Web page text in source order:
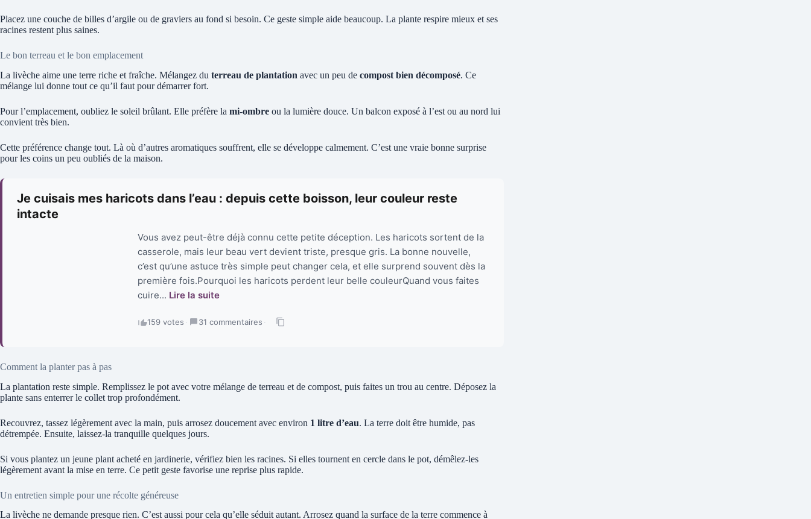
Placez une couche de billes d’argile ou de graviers au fond si besoin. Ce geste simple aide beaucoup. La plante respire mieux et ses
racines restent plus saines.
Le bon terreau et le bon emplacement
La livèche aime une terre riche et fraîche. Mélangez du terreau de plantation avec un peu de compost bien décomposé. Ce
mélange lui donne tout ce qu’il faut pour démarrer fort.
Pour l’emplacement, oubliez le soleil brûlant. Elle préfère la mi-ombre ou la lumière douce. Un balcon exposé à l’est ou au nord lui
convient très bien.
Cette préférence change tout. Là où d’autres aromatiques souffrent, elle se développe calmement. C’est une vraie bonne surprise
pour les coins un peu oubliés de la maison.
Je cuisais mes haricots dans l’eau : depuis cette boisson, leur couleur reste
intacte
Vous avez peut-être déjà connu cette petite déception. Les haricots sortent de la
casserole, mais leur beau vert devient triste, presque gris. La bonne nouvelle,
c’est qu’une astuce très simple peut changer cela, et elle surprend souvent dès la
première fois.Pourquoi les haricots perdent leur belle couleurQuand vous faites
cuire... Lire la suite
159 votes · 31 commentaires ·
Comment la planter pas à pas
La plantation reste simple. Remplissez le pot avec votre mélange de terreau et de compost, puis faites un trou au centre. Déposez la
plante sans enterrer le collet trop profondément.
Recouvrez, tassez légèrement avec la main, puis arrosez doucement avec environ 1 litre d’eau. La terre doit être humide, pas
détrempée. Ensuite, laissez-la tranquille quelques jours.
Si vous plantez un jeune plant acheté en jardinerie, vérifiez bien les racines. Si elles tournent en cercle dans le pot, démêlez-les
légèrement avant la mise en terre. Ce petit geste favorise une reprise plus rapide.
Un entretien simple pour une récolte généreuse
La livèche ne demande presque rien. C’est aussi pour cela qu’elle séduit autant. Arrosez quand la surface de la terre commence à